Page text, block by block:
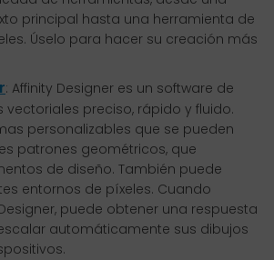
principal hasta una herramienta de
Úselo para hacer su creación más
: Affinity Designer es un software de
vectoriales preciso, rápido y fluido.
personalizables que se pueden
patrones geométricos, que
de diseño. También puede
entornos de píxeles. Cuando
puede obtener una respuesta
automáticamente sus dibujos